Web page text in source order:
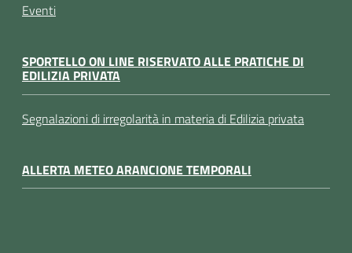
Eventi
SPORTELLO ON LINE RISERVATO ALLE PRATICHE DI
EDILIZIA PRIVATA
Segnalazioni di irregolarità in materia di Edilizia privata
ALLERTA METEO ARANCIONE TEMPORALI